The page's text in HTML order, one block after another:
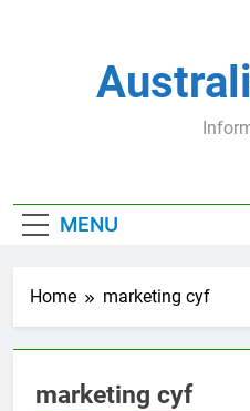
MENU
Home marketing cyf
marketing cyf